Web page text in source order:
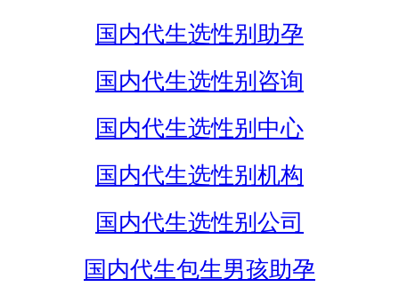
国内代生选性别助孕
国内代生选性别咨询
国内代生选性别中心
国内代生选性别机构
国内代生选性别公司
国内代生包生男孩助孕